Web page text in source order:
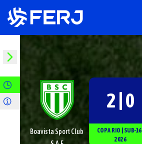
Boavista Sport Club
2 | 0
COPA RIO SUB-16
2026